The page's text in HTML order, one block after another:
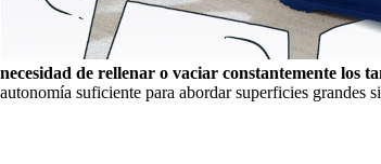
necesidad de rellenar o vaciar constantemente los
autonomía suficiente para abordar superficies grandes